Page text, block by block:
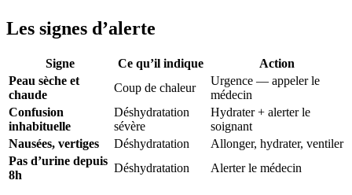
Les signes d’alerte
Signe Ce qu’il indique
Action
Peau sèche et
chaude
Coup de chaleur
Urgence — appeler le
médecin
Confusion
inhabituelle
Déshydratation
sévère
Hydrater + alerter le
soignant
Nausées, vertiges
Déshydratation
Allonger, hydrater, ventiler
Pas d’urine depuis
8h
Déshydratation Alerter le médecin